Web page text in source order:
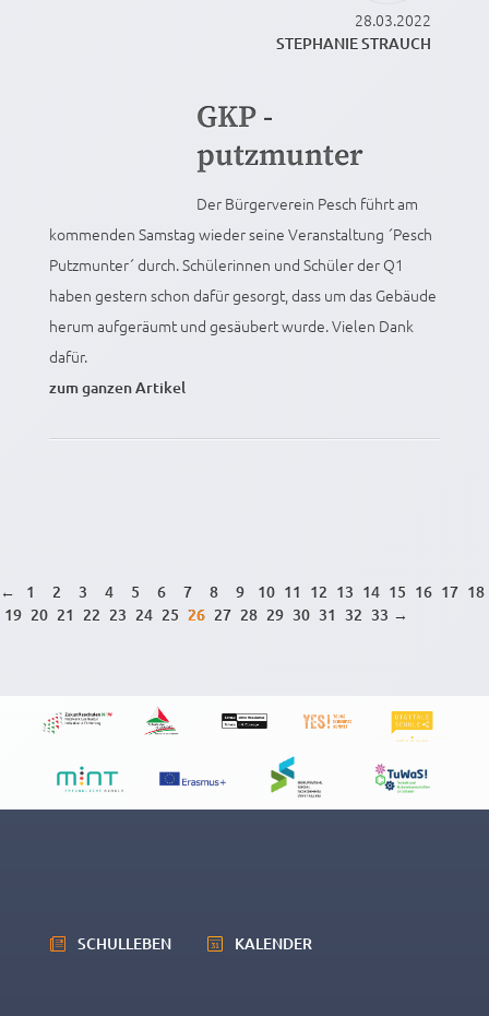
28.03.2022
STEPHANIE STRAUCH
GKP -
putzmunter
Der Bürgerverein Pesch führt am
kommenden Samstag wieder seine Veranstaltung ´Pesch
Putzmunter´ durch. Schülerinnen und Schüler der Q1
haben gestern schon dafür gesorgt, dass um das Gebäude
herum aufgeräumt und gesäubert wurde. Vielen Dank
dafür.
zum ganzen Artikel
← 1 2 3 4 5 6 7 8 9 10 11 12 13 14 15 16 17 18
19 20 21 22 23 24 25 26 27 28 29 30 31 32 33 →
SCHULLEBEN KALENDER